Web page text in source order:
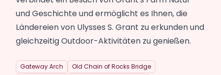
und Geschichte und ermöglicht es Ihnen, die
Ländereien von Ulysses S. Grant zu erkunden und
gleichzeitig Outdoor-Aktivitäten zu genießen.
Gateway Arch
Old Chain of Rocks Bridge